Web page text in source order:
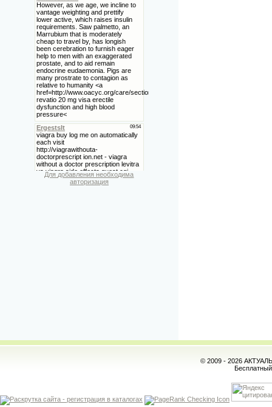
Для добавления необходима
авторизация
© 2009 - 2026